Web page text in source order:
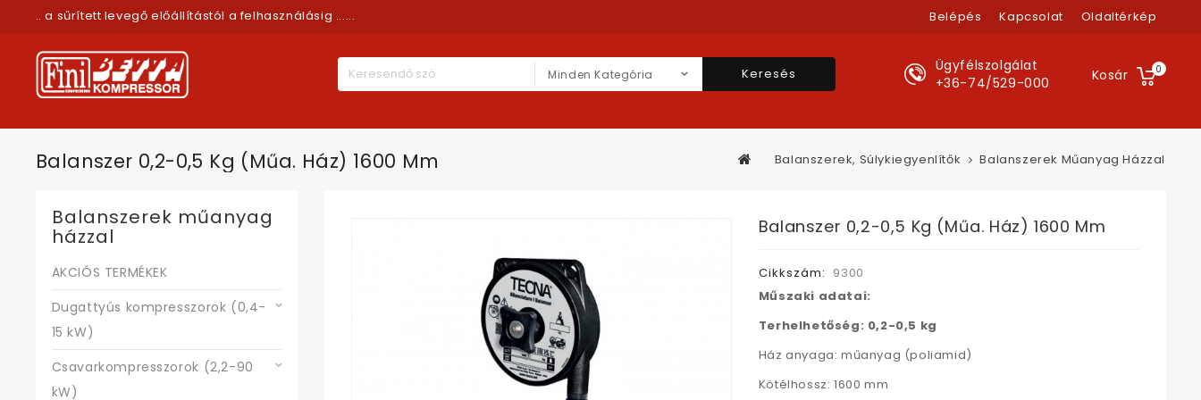
.. a sűrített levegő előállítástól a felhasználásig ...... Belépés Kapcsolat Oldaltérkép
Kosár 0
Ügyfélszolgálat
+36-74/529-000
Minden Kategória Keresés
Balanszer 0,2-0,5 Kg (műa. Ház) 1600 Mm Balanszerek, Súlykiegyenlítők Balanszerek Műanyag Házzal
Balanszerek műanyag
házzal
AKCIÓS TERMÉKEK
Dugattyús kompresszorok (0,4-
15 kW)
Csavarkompresszorok (2,2-90
kW)
Balanszer 0,2-0,5 Kg (műa. Ház) 1600 Mm
Cikkszám: 9300
Műszaki adatai:
Terhelhetőség: 0,2-0,5 kg
Ház anyaga: műanyag (poliamid)
Kötélhossz: 1600 mm